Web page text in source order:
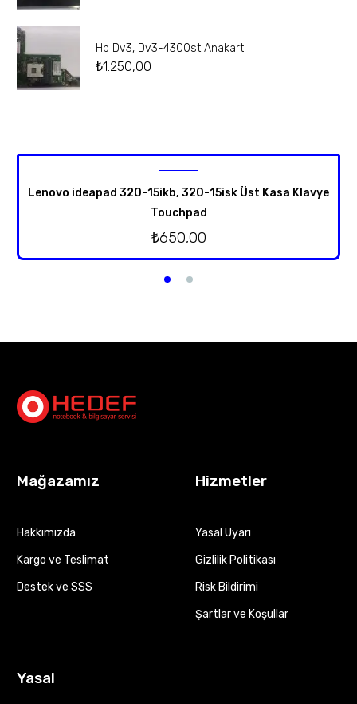
Hp Dv3, Dv3-4300st Anakart
₺1.250,00
Lenovo ideapad 320-15ikb, 320-15isk Üst Kasa Klavye
Touchpad
₺650,00
Mağazamız
Hakkımızda
Kargo ve Teslimat
Destek ve SSS
Hizmetler
Yasal Uyarı
Gizlilik Politikası
Risk Bildirimi
Şartlar ve Koşullar
Yasal